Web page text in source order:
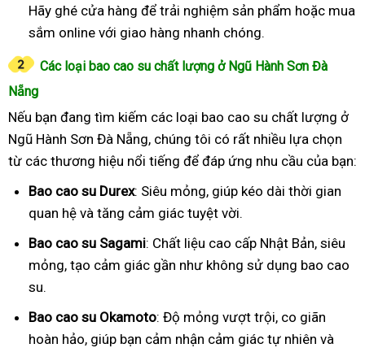
Hãy ghé cửa hàng để trải nghiệm sản phẩm hoặc mua
sắm online với giao hàng nhanh chóng.
Các loại bao cao su chất lượng ở Ngũ Hành Sơn Đà
Nẵng
Nếu bạn đang tìm kiếm các loại bao cao su chất lượng ở
Ngũ Hành Sơn Đà Nẵng, chúng tôi có rất nhiều lựa chọn
từ các thương hiệu nổi tiếng để đáp ứng nhu cầu của bạn:
Bao cao su Durex: Siêu mỏng, giúp kéo dài thời gian
quan hệ và tăng cảm giác tuyệt vời.
Bao cao su Sagami: Chất liệu cao cấp Nhật Bản, siêu
mỏng, tạo cảm giác gần như không sử dụng bao cao
su.
Bao cao su Okamoto: Độ mỏng vượt trội, co giãn
hoàn hảo, giúp bạn cảm nhận cảm giác tự nhiên và